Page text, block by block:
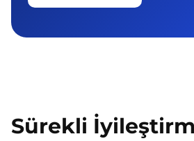
Sürekli